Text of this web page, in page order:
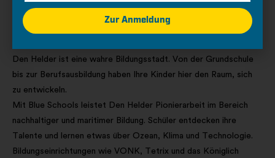
Wirkungsvolle Bildung und Zukunftsperspektive
Lernen im Den Helder-
Den Helder ist eine wahre Bildungsstadt. Von der Grundschule
bis zur Berufsausbildung haben Ihre Kinder hier den Raum, sich
zu entwickeln.
Mit Blue Schools leistet Den Helder Pionierarbeit im Bereich
nachhaltiger und maritimer Bildung. Schüler entdecken ihre
Talente und lernen etwas über Ozean, Klima und Technologie.
Bildungseinrichtungen wie VONK, Tetrix und das Königlich
Zur Anmeldung